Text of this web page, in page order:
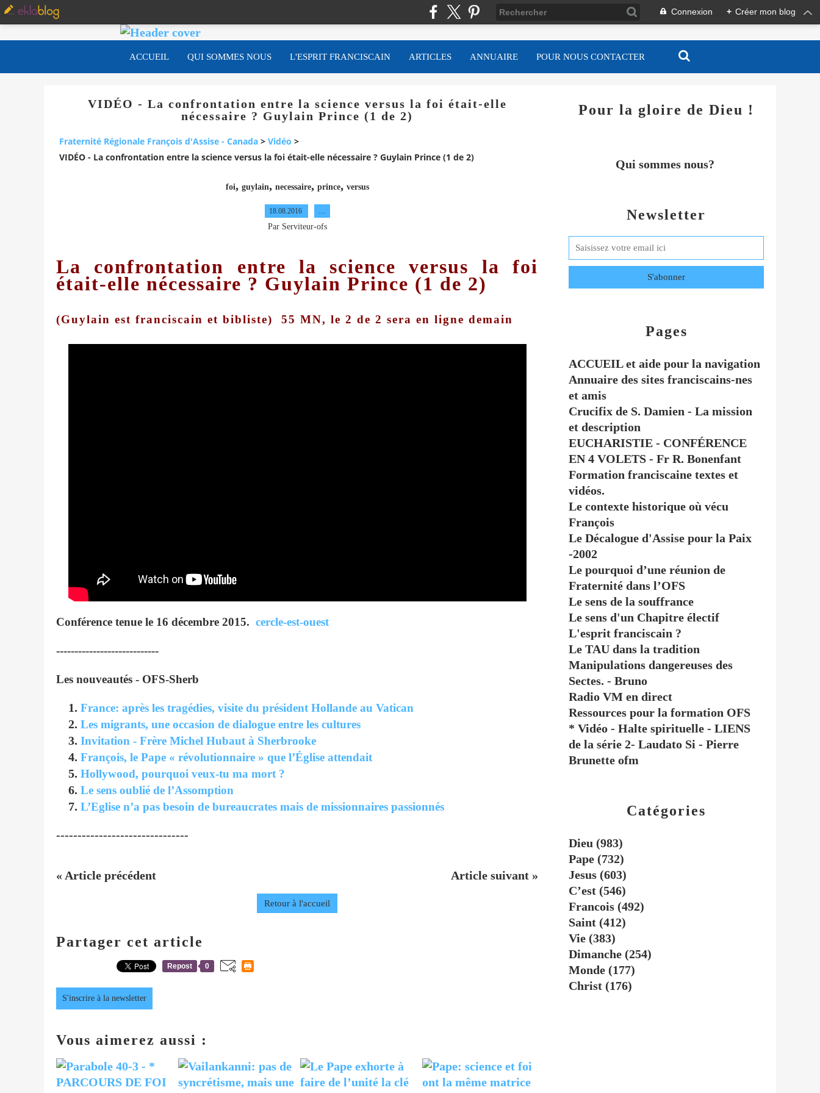
Connexion + Créer mon blog
ACCUEIL QUI SOMMES NOUS L'ESPRIT FRANCISCAIN ARTICLES ANNUAIRE POUR NOUS CONTACTER
VIDÉO - La confrontation entre la science versus la foi était-elle
nécessaire ? Guylain Prince (1 de 2)
Fraternité Régionale François d'Assise - Canada > Vidéo >
VIDÉO - La confrontation entre la science versus la foi était-elle nécessaire ? Guylain Prince (1 de 2)
foi, guylain, necessaire, prince, versus
18.08.2016
Par Serviteur-ofs
La confrontation entre la science versus la foi
était-elle nécessaire ? Guylain Prince (1 de 2)
(Guylain est franciscain et bibliste) 55 MN, le 2 de 2 sera en ligne demain
Conférence tenue le 16 décembre 2015. cercle-est-ouest
----------------------------
Les nouveautés - OFS-Sherb
France: après les tragédies, visite du président Hollande au Vatican
Les migrants, une occasion de dialogue entre les cultures
Invitation - Frère Michel Hubaut à Sherbrooke
François, le Pape « révolutionnaire » que l’Église attendait
Hollywood, pourquoi veux-tu ma mort ?
Le sens oublié de l’Assomption
L’Eglise n’a pas besoin de bureaucrates mais de missionnaires passionnés
-------------------------------
« Article précédent Article suivant »
Retour à l'accueil
Partager cet article
Repost 0
S'inscrire à la newsletter
Vous aimerez aussi :
Newsletter
Catégories
Dieu (983)
Pape (732)
Jesus (603)
C’est (546)
Francois (492)
Saint (412)
Vie (383)
Dimanche (254)
Monde (177)
Christ (176)
Pages
ACCUEIL et aide pour la navigation
Annuaire des sites franciscains-nes
et amis
Crucifix de S. Damien - La mission
et description
EUCHARISTIE - CONFÉRENCE
EN 4 VOLETS - Fr R. Bonenfant
Formation franciscaine textes et
vidéos.
Le contexte historique où vécu
François
Le Décalogue d'Assise pour la Paix
-2002
Le pourquoi d’une réunion de
Fraternité dans l’OFS
Le sens de la souffrance
Le sens d'un Chapitre électif
L'esprit franciscain ?
Le TAU dans la tradition
Manipulations dangereuses des
Sectes. - Bruno
Radio VM en direct
Ressources pour la formation OFS
* Vidéo - Halte spirituelle - LIENS
de la série 2- Laudato Si - Pierre
Brunette ofm
Pour la gloire de Dieu !
Qui sommes nous?